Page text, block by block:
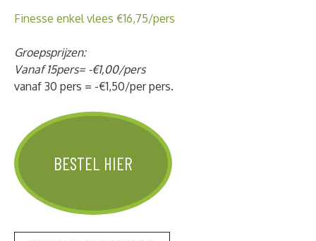
Finesse enkel vlees €16,75/pers
Groepsprijzen:
Vanaf 15pers= -€1,00/pers
vanaf 30 pers = -€1,50/per pers.
BESTEL HIER